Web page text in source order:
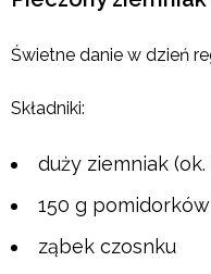
Świetne danie w dzień
Składniki:
duży ziemniak (ok.
150 g
ząbek czosnku